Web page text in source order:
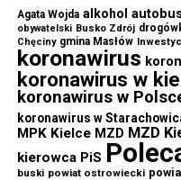
Agata Wojda alkohol
obywatelski Busko Zdrój
Chęciny gmina Masłów
koronawirus
koronawirus w
koronawirus w
koronawirus w
MPK Kielce MZD MZD
kierowca PiS
buski powiat ostrowiecki